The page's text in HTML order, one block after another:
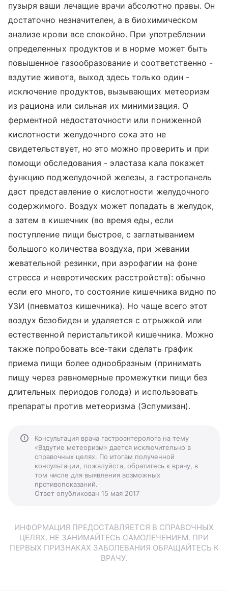
пузыря ваши лечащие врачи абсолютно правы. Он
достаточно незначителен, а в биохимическом
анализе крови все спокойно. При употреблении
определенных продуктов и в норме может быть
повышенное газообразование и соответственно -
вздутие живота, выход здесь только один -
исключение продуктов, вызывающих метеоризм
из рациона или сильная их минимизация. О
ферментной недостаточности или пониженной
кислотности желудочного сока это не
свидетельствует, но это можно проверить и при
помощи обследования - эластаза кала покажет
функцию поджелудочной железы, а гастропанель
даст представление о кислотности желудочного
содержимого. Воздух может попадать в желудок,
а затем в кишечник (во время еды, если
поступление пищи быстрое, с заглатыванием
большого количества воздуха, при жевании
жевательной резинки, при аэрофагии на фоне
стресса и невротических расстройств): обычно
если его много, то состояние кишечника видно по
УЗИ (пневматоз кишечника). Но чаще всего этот
воздух безобиден и удаляется с отрыжкой или
естественной перистальтикой кишечника. Можно
также попробовать все-таки сделать график
приема пищи более однообразным (принимать
пищу через равномерные промежутки пищи без
длительных периодов голода) и использовать
препараты против метеоризма (Эспумизан).
Консультация врача гастроэнтеролога на тему
«Вздутие метеоризм» дается исключительно в
справочных целях. По итогам полученной
консультации, пожалуйста, обратитесь к врачу, в
том числе для выявления возможных
противопоказаний.
Ответ опубликован 15 мая 2017
ИНФОРМАЦИЯ ПРЕДОСТАВЛЯЕТСЯ В СПРАВОЧНЫХ
ЦЕЛЯХ. НЕ ЗАНИМАЙТЕСЬ САМОЛЕЧЕНИЕМ. ПРИ
ПЕРВЫХ ПРИЗНАКАХ ЗАБОЛЕВАНИЯ ОБРАЩАЙТЕСЬ К
ВРАЧУ.